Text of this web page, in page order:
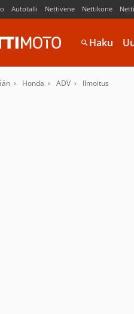
Autotalli Nettivene Nettikone
Haku
Honda ADV Ilmoitus